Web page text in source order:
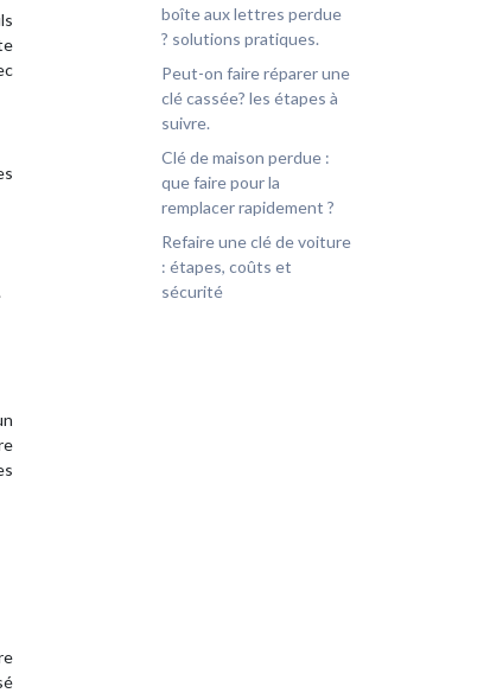
boîte aux lettres perdue
? solutions pratiques.
Peut-on faire réparer une
clé cassée? les étapes à
suivre.
Clé de maison perdue :
que faire pour la
remplacer rapidement ?
Refaire une clé de voiture
: étapes, coûts et
sécurité